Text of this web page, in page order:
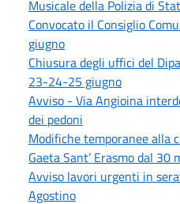
Musicale della Polizia di
Convocato il Consiglio
giugno
Chiusura degli uffici del
23-24-25 giugno
Avviso - Via Angioina
dei pedoni
Modifiche temporanee alla
Gaeta Sant’ Erasmo dal 30
Avviso lavori urgenti in
Agostino